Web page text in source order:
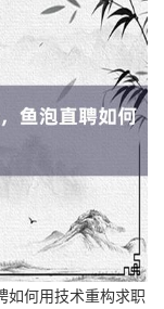
如何用技术重构求职